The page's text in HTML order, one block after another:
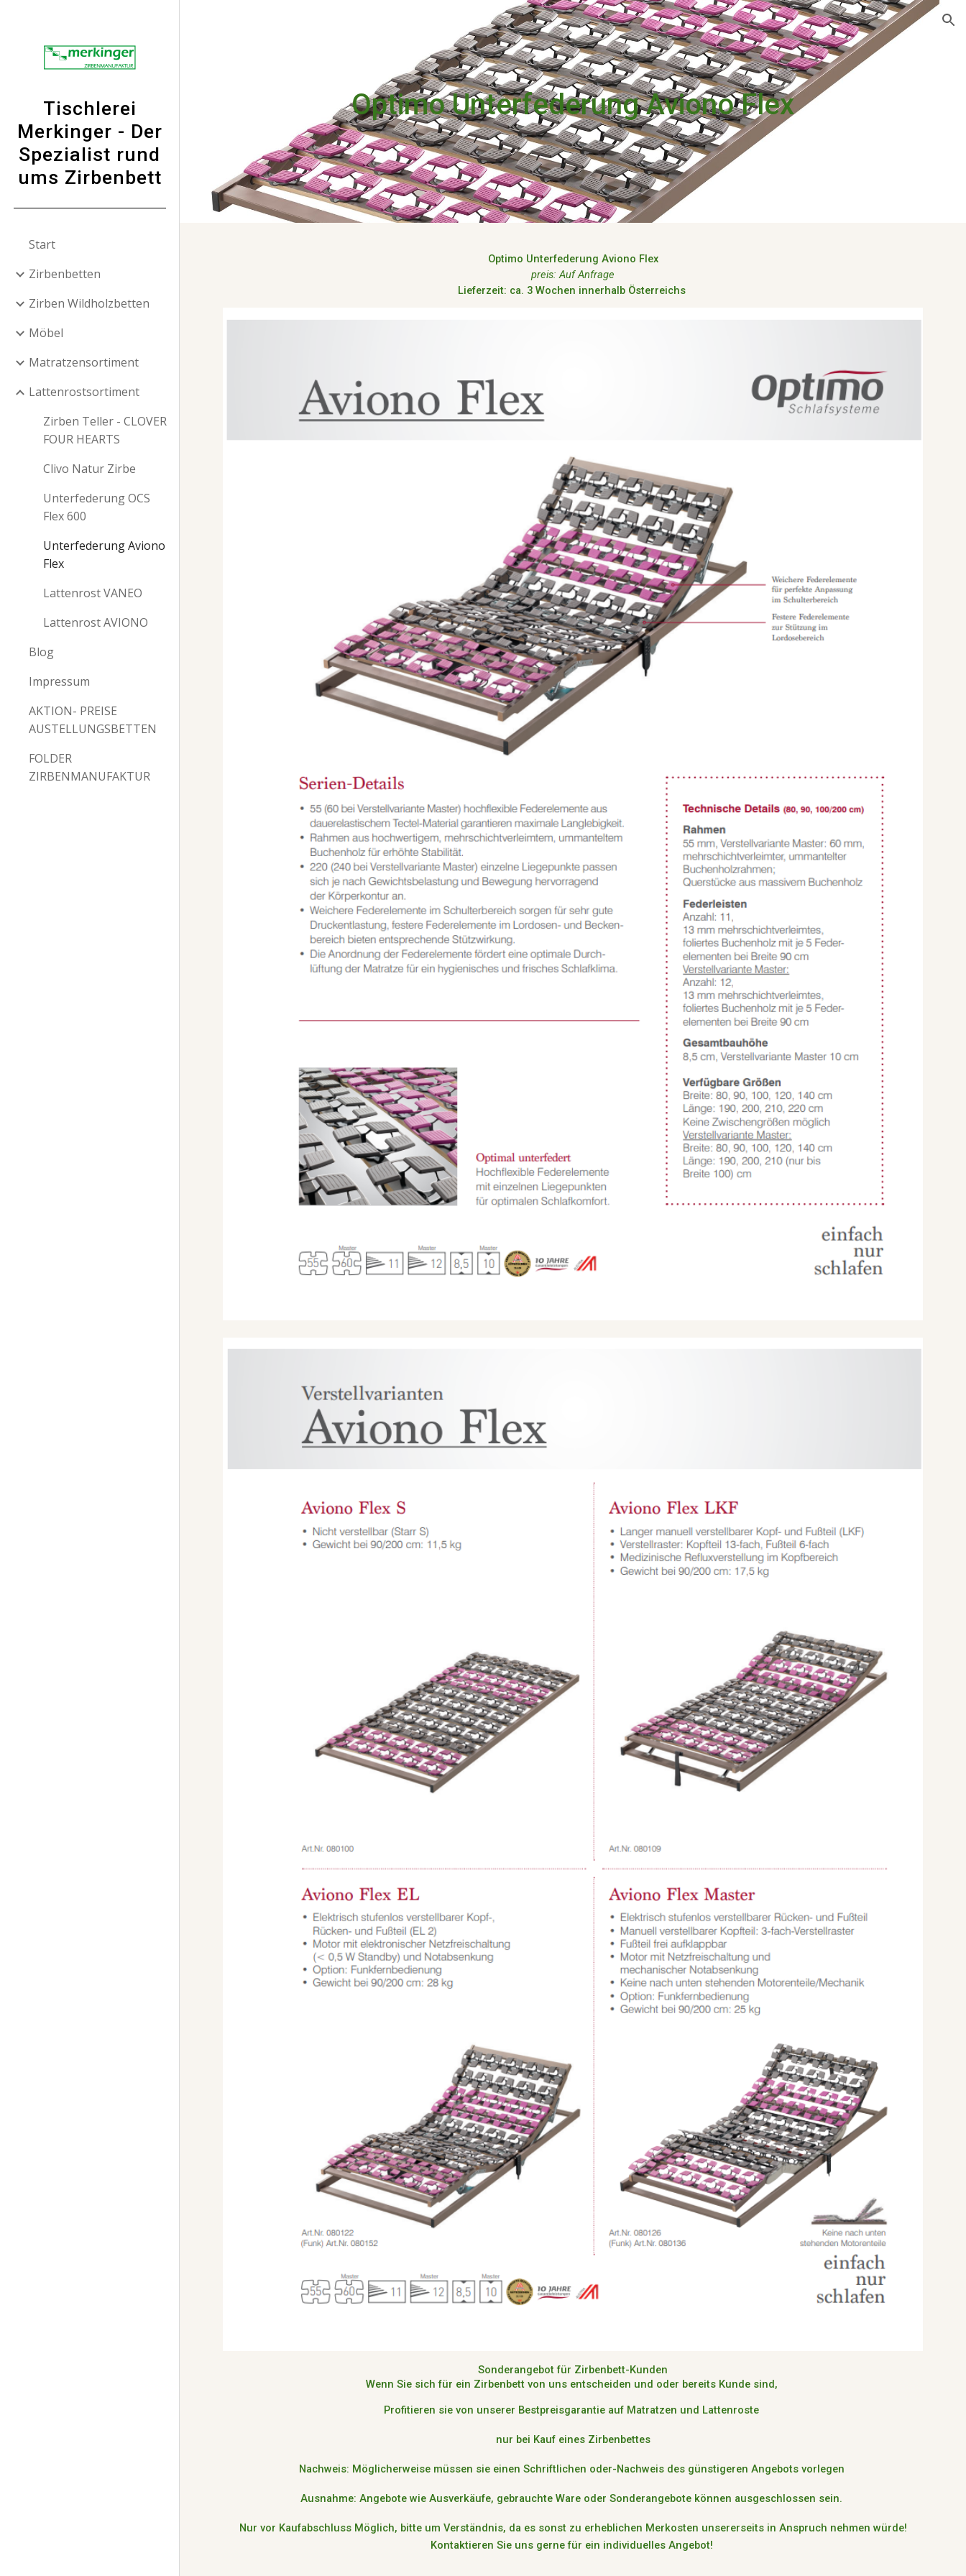
Skip to navigation
Tischlerei
Merkinger - Der
Spezialist rund
ums Zirbenbett
Start
Zirbenbetten
Zirben Wildholzbetten
Möbel
Matratzensortiment
Lattenrostsortiment
Zirben Teller - CLOVER
FOUR HEARTS
Clivo Natur Zirbe
Unterfederung OCS
Flex 600
Unterfederung Aviono
Flex
Lattenrost VANEO
Lattenrost AVIONO
Blog
Impressum
AKTION- PREISE
AUSTELLUNGSBETTEN
FOLDER
ZIRBENMANUFAKTUR
OptimoUnterfederung Aviono Flex
Optimo Unterfederung Aviono Flex
preis: Auf Anfrage
Lieferzeit: ca. 3 Wochen innerhalb Österreichs
Sonderangebot für Zirbenbett-Kunden
Wenn Sie sich für ein Zirbenbett von uns entscheiden und oder bereits Kunde sind,
Profitieren sie von unserer Bestpreisgarantie auf Matratzen und Lattenroste
nur bei Kauf eines Zirbenbettes
Nachweis: Möglicherweise müssen sie einen Schriftlichen oder-Nachweis des günstigeren Angebots vorlegen
Ausnahme: Angebote wie Ausverkäufe, gebrauchte Ware oder Sonderangebote können ausgeschlossen sein.
Nur vor Kaufabschluss Möglich, bitte um Verständnis, da es sonst zu erheblichen Merkosten unsererseits in Anspruch nehmen würde!
Kontaktieren Sie uns gerne für ein individuelles Angebot!